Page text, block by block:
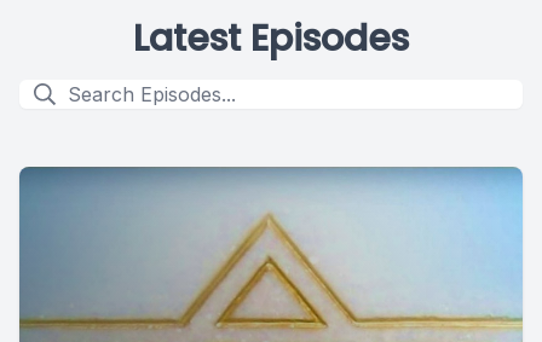
Latest Episodes